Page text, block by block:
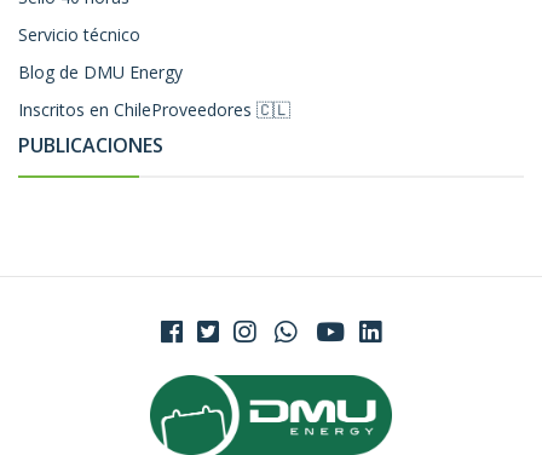
Servicio técnico
Blog de DMU Energy
Inscritos en ChileProveedores 🇨🇱
PUBLICACIONES